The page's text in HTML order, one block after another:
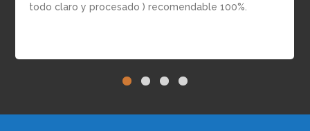
todo claro y procesado ) recomendable 100%.